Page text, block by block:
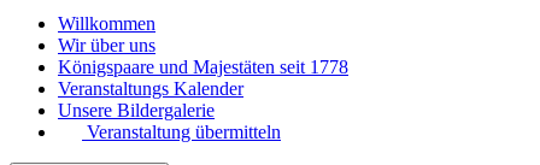
Willkommen
Wir über uns
Königspaare und Majestäten seit 1778
Veranstaltungs Kalender
Unsere Bildergalerie
Veranstaltung übermitteln